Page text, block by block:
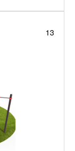
13